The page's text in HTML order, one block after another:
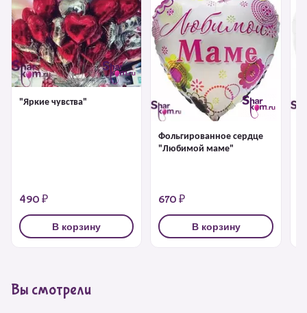
"Яркие чувства"
490 ₽
В корзину
Фольгированное сердце
"Любимой маме"
670 ₽
В корзину
Вы смотрели